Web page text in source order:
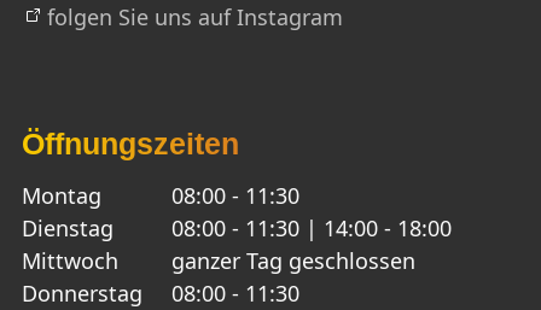
folgen Sie uns auf Instagram
Öffnungszeiten
Montag
08:00 - 11:30
Dienstag
08:00 - 11:30 | 14:00 - 18:00
Mittwoch
ganzer Tag geschlossen
Donnerstag
08:00 - 11:30